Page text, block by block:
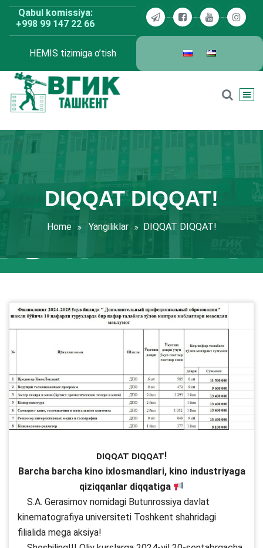
Skip
content
Qabul komissiya:
+998 99 147 22 66
HEMIS tizimiga o’tish
DIQQAT DIQQAT!
Home Yangiliklar DIQQAT DIQQAT!
DIQQAT DIQQAT!
Barcha barcha kino ixlosmandlari, kino industriyaga
qiziqqanlar diqqatiga
S.A. Gerasimov nomidagi Butunrossiya davlat
kinematografiya universiteti Toshkent shahridagi
filialida mega aksiya!